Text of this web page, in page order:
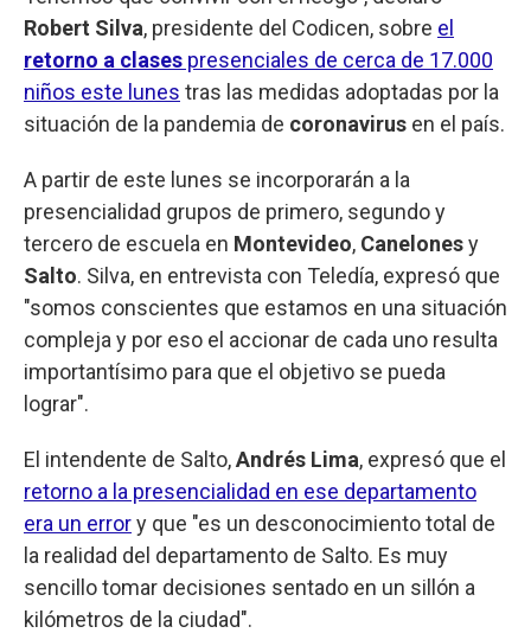
Robert Silva, presidente del Codicen, sobre el
retorno a clases presenciales de cerca de 17.000
niños este lunes tras las medidas adoptadas por la
situación de la pandemia de coronavirus en el país.
A partir de este lunes se incorporarán a la
presencialidad grupos de primero, segundo y
tercero de escuela en Montevideo, Canelonesy
Salto. Silva, en entrevista con Teledía, expresó que
"somos conscientes que estamos en una situación
compleja y por eso el accionar de cada uno resulta
importantísimo para que el objetivo se pueda
lograr".
El intendente de Salto,Andrés Lima, expresó que el
retorno a la presencialidad en ese departamento
era un errory que "es un desconocimiento total de
la realidad del departamento de Salto. Es muy
sencillo tomar decisiones sentado en un sillón a
kilómetros de la ciudad".